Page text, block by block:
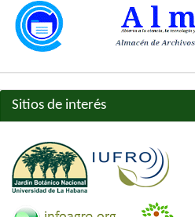
Sitios de interés